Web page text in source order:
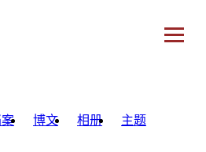
博文 相册 主题